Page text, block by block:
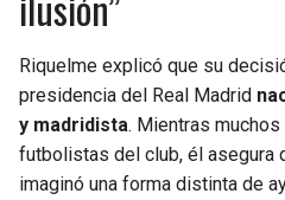
Riquelme explicó que su
presidencia del Real Madrid
y madridista. Mientras
futbolistas del club, él asegura
imaginó una forma distinta de